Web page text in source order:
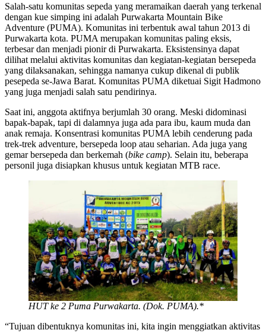
Salah-satu komunitas sepeda yang meramaikan daerah yang terkenal
dengan kue simping ini adalah Purwakarta Mountain Bike
Adventure (PUMA). Komunitas ini terbentuk awal tahun 2013 di
Purwakarta kota. PUMA merupakan komunitas paling eksis,
terbesar dan menjadi pionir di Purwakarta. Eksistensinya dapat
dilihat melalui aktivitas komunitas dan kegiatan-kegiatan bersepeda
yang dilaksanakan, sehingga namanya cukup dikenal di publik
pesepeda se-Jawa Barat. Komunitas PUMA diketuai Sigit Hadmono
yang juga menjadi salah satu pendirinya.
Saat ini, anggota aktifnya berjumlah 30 orang. Meski didominasi
bapak-bapak, tapi di dalamnya juga ada para ibu, kaum muda dan
anak remaja. Konsentrasi komunitas PUMA lebih cenderung pada
trek-trek adventure, bersepeda loop atau seharian. Ada juga yang
gemar bersepeda dan berkemah (bike camp). Selain itu, beberapa
personil juga disiapkan khusus untuk kegiatan MTB race.
HUT ke 2 Puma Purwakarta. (Dok. PUMA).*
“Tujuan dibentuknya komunitas ini, kita ingin menggiatkan aktivitas